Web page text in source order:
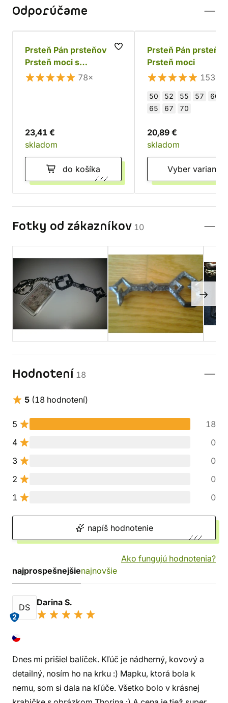
Odporúčame
Prsteň Pán prsteňov -
Prsteň moci s
príveskom
78×
23,41 €
skladom
do košíka
Prsteň Pán
Prsteň moci
153×
50 52 55 57 60
65
67 70
20,89 €
skladom
Vyber varianty
Fotky od zákazníkov 10
Hodnotení 18
5 (18 hodnotení)
5
18
4
0
3
0
2
0
1
0
napíš hodnotenie
Ako fungujú hodnotenia?
najprospešnejšienajnovšie
DS
2
Darina S.
Dnes mi prišiel balíček. Kľúč je nádherný, kovový a
detailný, nosím ho na krku :) Mapku, ktorá bola k
nemu, som si dala na kľúče. Všetko bolo v krásnej